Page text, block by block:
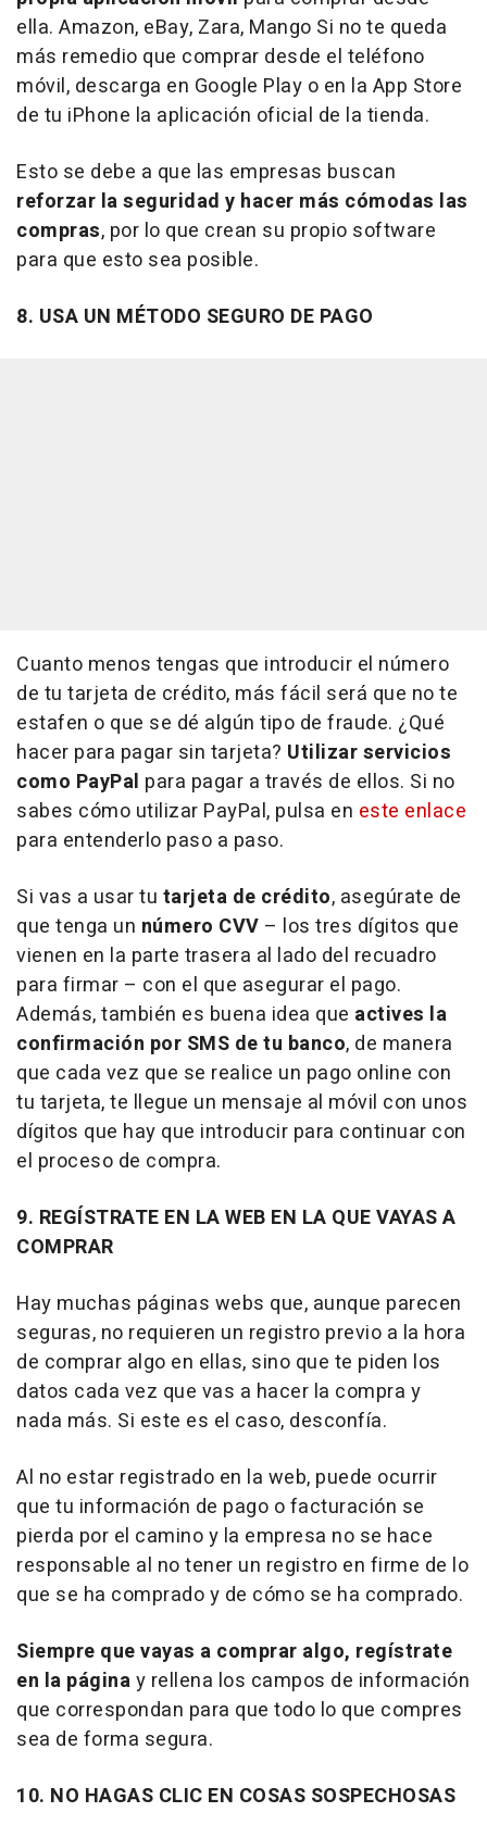
ella. Amazon, eBay, Zara, Mango Si no te queda
más remedio que comprar desde el teléfono
móvil, descarga en Google Play o en la App Store
de tu iPhone la aplicación oficial de la tienda.
Esto se debe a que las empresas buscan
reforzar la seguridad y hacer más cómodas las
compras, por lo que crean su propio software
para que esto sea posible.
8. USA UN MÉTODO SEGURO DE PAGO
Cuanto menos tengas que introducir el número
de tu tarjeta de crédito, más fácil será que no te
estafen o que se dé algún tipo de fraude. ¿Qué
hacer para pagar sin tarjeta? Utilizar servicios
como PayPal para pagar a través de ellos. Si no
sabes cómo utilizar PayPal, pulsa en este enlace
para entenderlo paso a paso.
Si vas a usar tu tarjeta de crédito, asegúrate de
que tenga un número CVV – los tres dígitos que
vienen en la parte trasera al lado del recuadro
para firmar – con el que asegurar el pago.
Además, también es buena idea que actives la
confirmación por SMS de tu banco, de manera
que cada vez que se realice un pago online con
tu tarjeta, te llegue un mensaje al móvil con unos
dígitos que hay que introducir para continuar con
el proceso de compra.
9. REGÍSTRATE EN LA WEB EN LA QUE VAYAS A
COMPRAR
Hay muchas páginas webs que, aunque parecen
seguras, no requieren un registro previo a la hora
de comprar algo en ellas, sino que te piden los
datos cada vez que vas a hacer la compra y
nada más. Si este es el caso, desconfía.
Al no estar registrado en la web, puede ocurrir
que tu información de pago o facturación se
pierda por el camino y la empresa no se hace
responsable al no tener un registro en firme de lo
que se ha comprado y de cómo se ha comprado.
Siempre que vayas a comprar algo, regístrate
en la páginay rellena los campos de información
que correspondan para que todo lo que compres
sea de forma segura.
10. NO HAGAS CLIC EN COSAS SOSPECHOSAS